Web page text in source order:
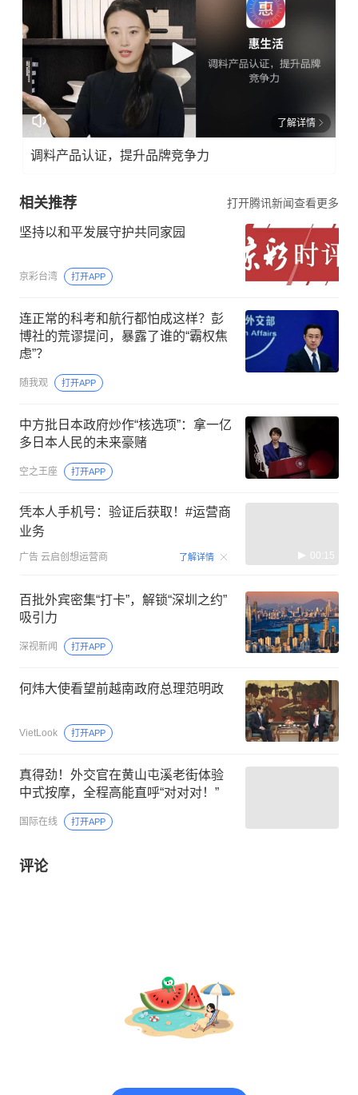
了解详情
调料产品认证，提升品牌竞争力
相关推荐 打开腾讯新闻查看更多
坚持以和平发展守护共同家园
京彩台湾 打开APP
连正常的科考和航行都怕成这样？彭
博社的荒谬提问，暴露了谁的“霸权焦
虑”？
随我观 打开APP
中方批日本政府炒作“核选项”：拿一亿
多日本人民的未来豪赌
空之王座 打开APP
凭本人手机号：验证后获取！#运营商
业务
广告 云启创想运营商 了解详情 00:15
百批外宾密集“打卡”，解锁“深圳之约”
吸引力
深视新闻 打开APP
何炜大使看望前越南政府总理范明政
VietLook 打开APP
真得劲！外交官在黄山屯溪老街体验
中式按摩，全程高能直呼“对对对！”
国际在线 打开APP
评论